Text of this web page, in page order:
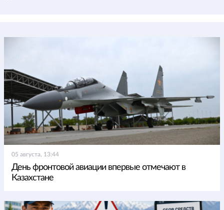
05 августа, 13:44
День фронтовой авиации впервые отмечают в
Казахстане